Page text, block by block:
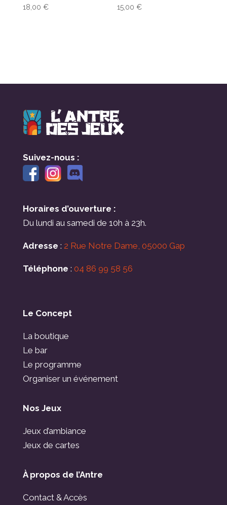
18,00 € 15,00€
Suivez-nous :
Horaires d’ouverture :
Du lundi au samedi de 10h à 23h.
Adresse : 2 Rue Notre Dame, 05000 Gap
Téléphone : 04 86 99 58 56
Le Concept
La boutique
Le bar
Le programme
Organiser un événement
Nos Jeux
Jeux d’ambiance
Jeux de cartes
À propos de l’Antre
Contact & Accès